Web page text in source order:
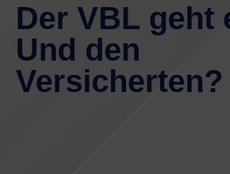
Der VBL geht
Und den
Versicherten?